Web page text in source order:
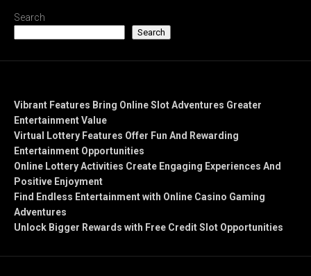
Search
Search
Vibrant Features Bring Online Slot Adventures Greater
Entertainment Value
Virtual Lottery Features Offer Fun And Rewarding
Entertainment Opportunities
Online Lottery Activities Create Engaging Experiences And
Positive Enjoyment
Find Endless Entertainment with Online Casino Gaming
Adventures
Unlock Bigger Rewards with Free Credit Slot Opportunities